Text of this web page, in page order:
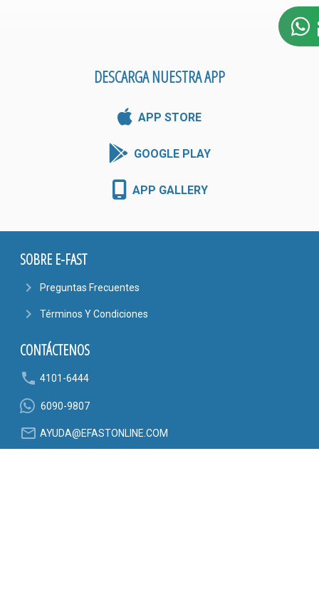
DESCARGA NUESTRA APP
APP STORE
GOOGLE PLAY
APP GALLERY
SOBRE E-FAST
navigate_next Preguntas Frecuentes
navigate_next Términos Y Condiciones
CONTÁCTENOS
phone 4101-6444
6090-9807
mail_outline AYUDA@EFASTONLINE.COM